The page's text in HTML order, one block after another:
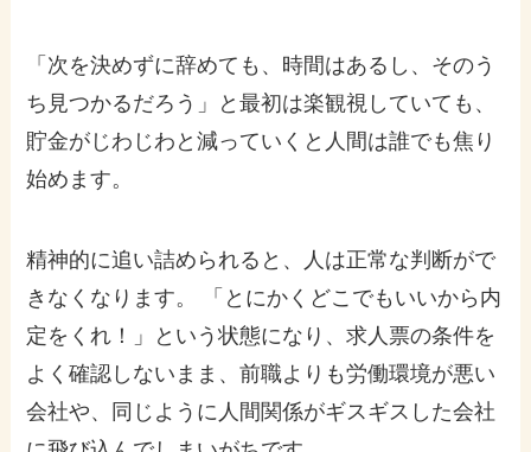
「次を決めずに辞めても、時間はあるし、そのう
ち見つかるだろう」と最初は楽観視していても、
貯金がじわじわと減っていくと人間は誰でも焦り
始めます。
精神的に追い詰められると、人は正常な判断がで
きなくなります。 「とにかくどこでもいいから内
定をくれ！」という状態になり、求人票の条件を
よく確認しないまま、前職よりも労働環境が悪い
会社や、同じように人間関係がギスギスした会社